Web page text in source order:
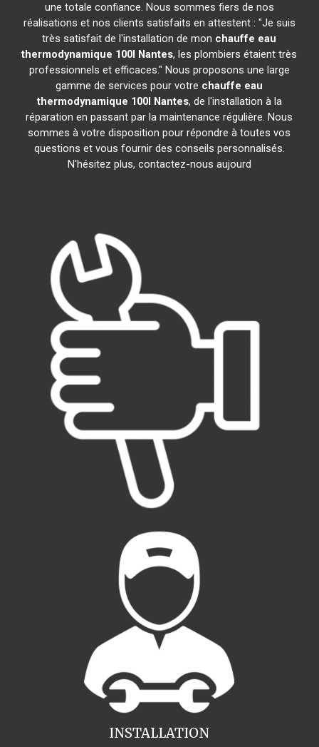
une totale confiance. Nous sommes fiers de nos
réalisations et nos clients satisfaits en attestent : "Je suis
très satisfait de l'installation de mon chauffe eau
thermodynamique 100l Nantes, les plombiers étaient très
professionnels et efficaces." Nous proposons une large
gamme de services pour votre chauffe eau
thermodynamique 100l Nantes, de l'installation à la
réparation en passant par la maintenance régulière. Nous
sommes à votre disposition pour répondre à toutes vos
questions et vous fournir des conseils personnalisés.
N'hésitez plus, contactez-nous aujourd
INSTALLATION